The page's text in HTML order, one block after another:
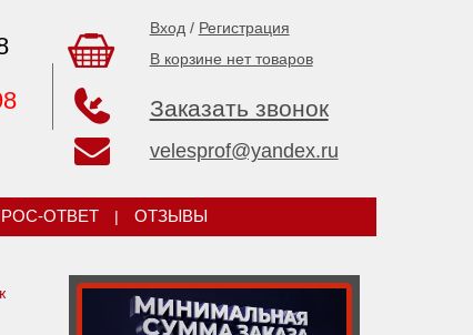
Вход / Регистрация
В корзине нет товаров
Заказать звонок
velesprof@yandex.ru
ОТВЕТ | ОТЗЫВЫ